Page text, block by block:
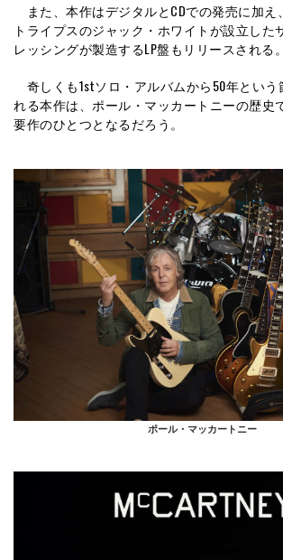
また、本作はデジタルとCDでの発売に加え
トライプスのジャック・ホワイトが設立した
レッシングが製造するLP盤もリリースされる。
奇しくも1stソロ・アルバムから50年という
れる本作は、ポール・マッカートニーの歴史
要作のひとつとなるだろう。
ポール・マッカートニー